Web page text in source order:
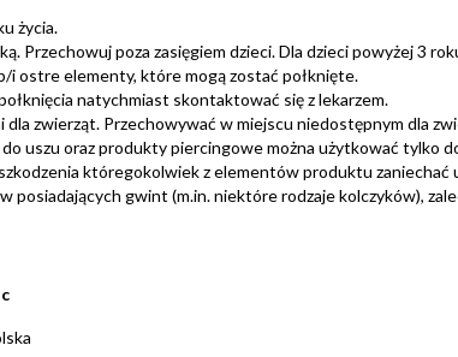
życia.
Przechowuj poza zasięgiem dzieci. Dla dzieci powyżej 3
i ostre elementy, które mogą zostać połknięte.
natychmiast skontaktować się z lekarzem.
zwierząt. Przechowywać w miejscu niedostępnym dla
uszu oraz produkty piercingowe można użytkować tylko
któregokolwiek z elementów produktu zaniechać
posiadających gwint (m.in. niektóre rodzaje kolczyków),